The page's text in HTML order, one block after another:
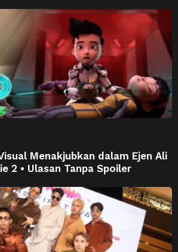
Menakjubkan dalam Ejen Ali
2 • Ulasan Tanpa Spoiler